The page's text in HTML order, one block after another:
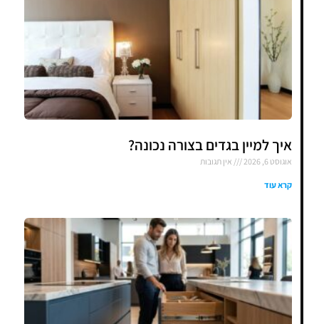
איך למיין בגדים בצורה נכונה?
אוגוסט 6, 2026 אין תגובות
קרא עוד